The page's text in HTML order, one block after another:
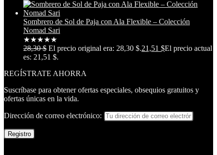
Sombrero de Sol de Paja con Ala Flexible – Colección
Nomad Sari
★★★★★
28,30$ El precio original era: 28,30 $.21,51 $El precio actual
es: 21,51 $.
REGÍSTRATE AHORRA
Suscríbase para obtener ofertas especiales, obsequios gratuitos y
ofertas únicas en la vida.
Dirección de correo electrónico: